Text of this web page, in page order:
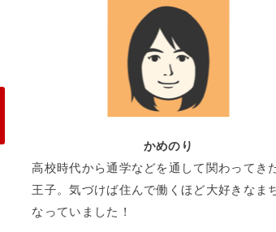
かめのり
高校時代から通学などを通して関わってき
王子。気づけば住んで働くほど大好きなま
なっていました！